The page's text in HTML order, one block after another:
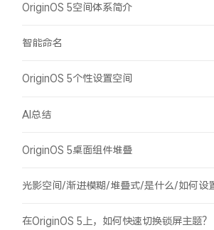
OriginOS 5空间体系简介
智能命名
OriginOS 5个性设置空间
AI总结
OriginOS 5桌面组件堆叠
光影空间/渐进模糊/堆叠式/是什么/如何设
在OriginOS 5上，如何快速切换锁屏主题？